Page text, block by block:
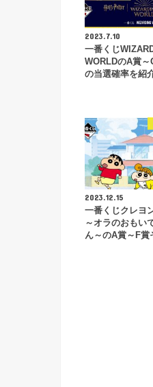
2023.7.10
一番くじ
WORLDのA賞～
の当選確率を紹
2023.12.15
一番くじクレヨ
～オラのおもい
ん～のA賞～F